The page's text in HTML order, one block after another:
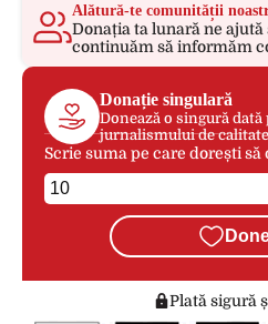
Alătură-te comunității
Donația ta lunară ne ajută
continuăm să informăm
Donație singulară
Donează o singură
jurnalismului de calitate
Scrie suma pe care dorești să
Plată sigură